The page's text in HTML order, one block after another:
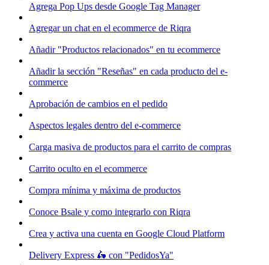
Agrega Pop Ups desde Google Tag Manager
Agregar un chat en el ecommerce de Riqra
Añadir "Productos relacionados" en tu ecommerce
Añadir la sección "Reseñas" en cada producto del e-
commerce
Aprobación de cambios en el pedido
Aspectos legales dentro del e-commerce
Carga masiva de productos para el carrito de compras
Carrito oculto en el ecommerce
Compra mínima y máxima de productos
Conoce Bsale y como integrarlo con Riqra
Crea y activa una cuenta en Google Cloud Platform
Delivery Express 🛵 con "PedidosYa"